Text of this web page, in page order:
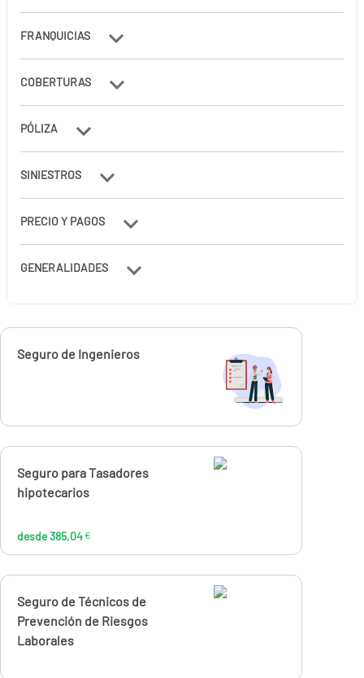
FRANQUICIAS
COBERTURAS
PÓLIZA
SINIESTROS
PRECIO Y PAGOS
GENERALIDADES
Calcúlalo ahora
Seguro de Ingenieros
Calcúlalo ahora
Seguro para Tasadores
hipotecarios
desde 385,04 €
Calcúlalo ahora
Seguro de Técnicos de
Prevención de Riesgos
Laborales